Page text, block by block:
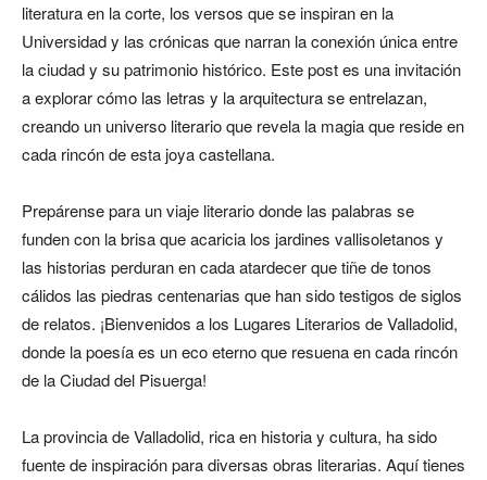
literatura en la corte, los versos que se inspiran en la
Universidad y las crónicas que narran la conexión única entre
la ciudad y su patrimonio histórico. Este post es una invitación
a explorar cómo las letras y la arquitectura se entrelazan,
creando un universo literario que revela la magia que reside en
cada rincón de esta joya castellana.
Prepárense para un viaje literario donde las palabras se
funden con la brisa que acaricia los jardines vallisoletanos y
las historias perduran en cada atardecer que tiñe de tonos
cálidos las piedras centenarias que han sido testigos de siglos
de relatos. ¡Bienvenidos a los Lugares Literarios de Valladolid,
donde la poesía es un eco eterno que resuena en cada rincón
de la Ciudad del Pisuerga!
La provincia de Valladolid, rica en historia y cultura, ha sido
fuente de inspiración para diversas obras literarias. Aquí tienes